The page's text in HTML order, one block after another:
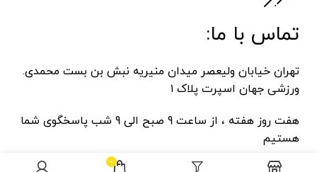
تماس با ما:
تهران خیابان ولیعصر میدان منیریه نبش بن بست محمدی.
ورزشی جهان اسپرت پلاک ۱
هفت روز هفته ، از ساعت 9 صبح الی 9 شب پاسخگوی شما
هستیم
0